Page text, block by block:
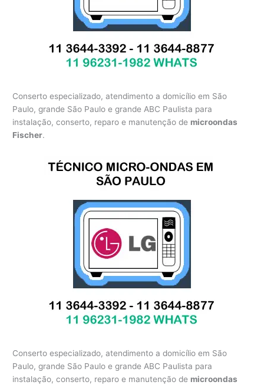
Conserto especializado, atendimento a domicílio em São
Paulo, grande São Paulo e grande ABC Paulista para
instalação, conserto, reparo e manutenção de microondas
Fischer.
Conserto especializado, atendimento a domicílio em São
Paulo, grande São Paulo e grande ABC Paulista para
instalação, conserto, reparo e manutenção de microondas